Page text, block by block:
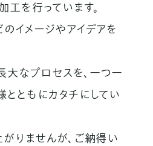
工を行っています。
イメージやアイデアを
なプロセスを、 一つ一
とともにカタチにしてい
りませんが、 ご納得い